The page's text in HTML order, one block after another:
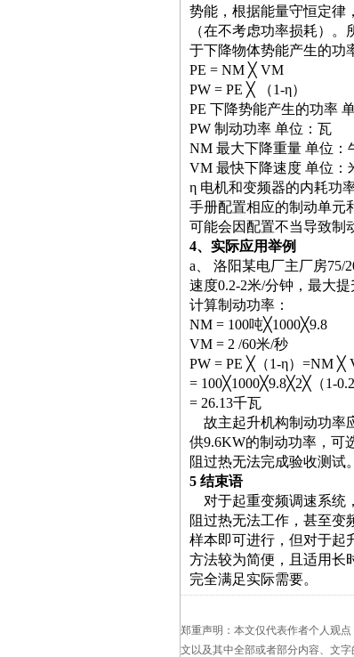
势能，根据能量守恒定律
（在不考虑功率损耗）
于下降物体势能产生的功
PE = NM ╳ VM
PW = PE ╳
（1-η）
PE 下降势能产生的功率
PW 制动功率 单位：瓦
NM 最大下降重量 单位：
VM 最快下降速度 单位：
η 电机和变频器的内耗功
手册配置相应的制动单元
可能会因配置不当导致制
4、实际应用举例
a 、 洛阳某电厂主厂房75/
速度0.2-2米/分钟，最大提
计算制动功率：
NM = 100吨╳1000╳9.8
VM = 2 /60米/秒
PW = PE ╳ （1-η） =NM ╳
= 100╳1000╳9.8╳2╳ （1-0.2
= 26.13千瓦
故主起升机构制动功率
供9.6KW的制动功率，可
阻过热无法完成验收测试。
5 结束语
对于起重变频调速系统
阻过热无法工作，甚至变
样本即可进行，但对于起
方法较为简便，且适用长
完全满足实际需要。
郑重声明：本文仅代表作者个人观
文以及其中全部或者部分内容、文